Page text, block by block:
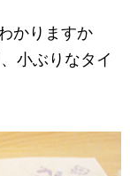
かりますか
小ぶりなタイ